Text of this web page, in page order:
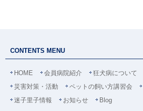
CONTENTS MENU
HOME 会員病院紹介 狂犬病について
災害対策・活動
ペットの飼い方講習会
迷子里子情報
お知らせ Blog